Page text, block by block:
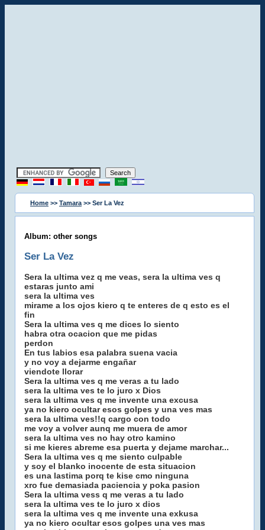
Home >> Tamara >> Ser La Vez
Album: other songs
Ser La Vez
Sera la ultima vez q me veas, sera la ultima ves q
estaras junto ami
sera la ultima ves
mirame a los ojos kiero q te enteres de q esto es el
fin
Sera la ultima ves q me dices lo siento
habra otra ocacion que me pidas
perdon
En tus labios esa palabra suena vacia
y no voy a dejarme engañar
viendote llorar
Sera la ultima ves q me veras a tu lado
sera la ultima ves te lo juro x Dios
sera la ultima ves q me invente una excusa
ya no kiero ocultar esos golpes y una ves mas
sera la ultima ves!!q cargo con todo
me voy a volver aunq me muera de amor
sera la ultima ves no hay otro kamino
si me kieres abreme esa puerta y dejame marchar...
Sera la ultima ves q me siento culpable
y soy el blanko inocente de esta situacion
es una lastima porq te kise cmo ninguna
xro fue demasiada paciencia y poka pasion
Sera la ultima vess q me veras a tu lado
sera la ultima ves te lo juro x dios
sera la ultima ves q me invente una exkusa
ya no kiero ocultar esos golpes una ves mas